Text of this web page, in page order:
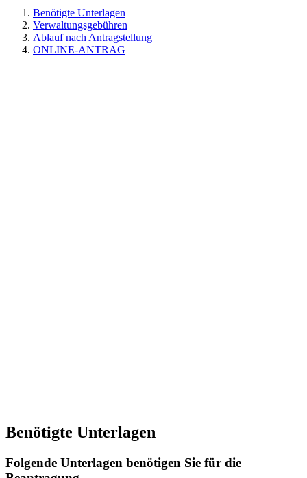
Benötigte Unterlagen
Verwaltungsgebühren
Ablauf nach Antragstellung
ONLINE-ANTRAG
Benötigte Unterlagen
Folgende Unterlagen benötigen Sie für die